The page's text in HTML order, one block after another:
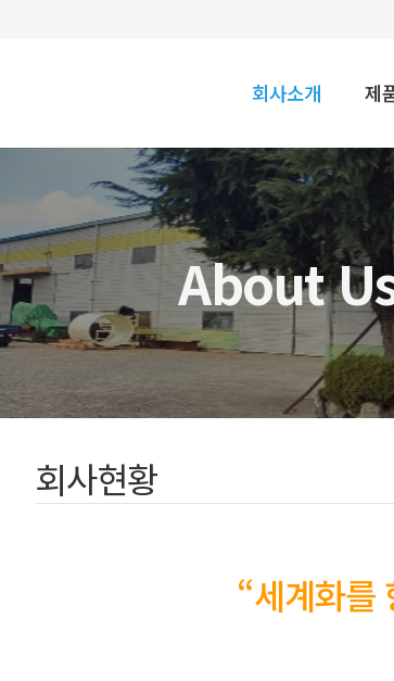
회사소개 제
About
회사현황
“세계화를